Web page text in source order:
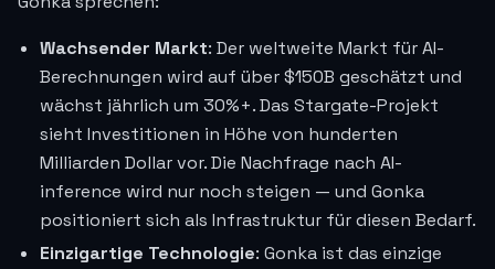
Wachsender Markt: Der weltweite Markt für AI-
Berechnungen wird auf über $150B geschätzt und
wächst jährlich um 30%+. Das Stargate-Projekt
sieht Investitionen in Höhe von hunderten
Milliarden Dollar vor. Die Nachfrage nach AI-
inference wird nur noch steigen — und Gonka
positioniert sich als Infrastruktur für diesen Bedarf.
Einzigartige Technologie: Gonka ist das einzige